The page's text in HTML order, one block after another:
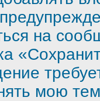
на
мою